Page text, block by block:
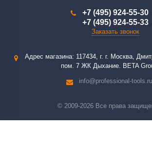
+7 (495) 924-55-30
+7 (495) 924-55-33
Заказать звонок
Адрес магазина: 117434, г. г. Москва,
пом. 7 ЖК Дыхание. BETA
info@professional-tools.ru
© 2009-2026 Все права